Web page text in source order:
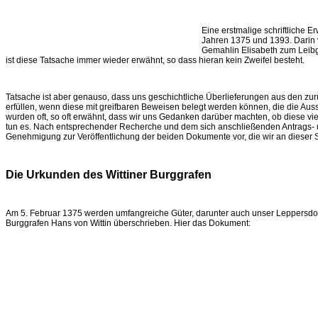
Eine erstmalige schriftliche
Jahren 1375 und 1393.
Gemahlin Elisabeth zum
ist diese Tatsache immer wieder erwähnt, so dass hieran kein Zweifel besteht.
Tatsache ist aber genauso, dass uns geschichtliche Überlieferungen aus den
erfüllen, wenn diese mit greifbaren Beweisen belegt werden können, die die
wurden oft, so oft erwähnt, dass wir uns Gedanken darüber machten, ob diese
tun es. Nach entsprechender Recherche und dem sich anschließenden
Genehmigung zur Veröffentlichung der beiden Dokumente vor, die wir an
Die Urkunden des Wittiner Burggrafen
Am 5. Februar 1375 werden umfangreiche Güter, darunter auch unser
Burggrafen Hans von Wittin überschrieben. Hier das Dokument: